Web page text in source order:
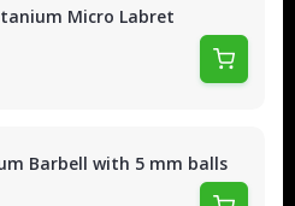
Micro Labret
Barbell with 5 mm balls